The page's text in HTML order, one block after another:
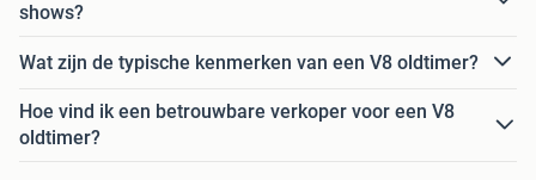
shows?
Wat zijn de typische kenmerken van een V8 oldtimer?
Hoe vind ik een betrouwbare verkoper voor een V8
oldtimer?